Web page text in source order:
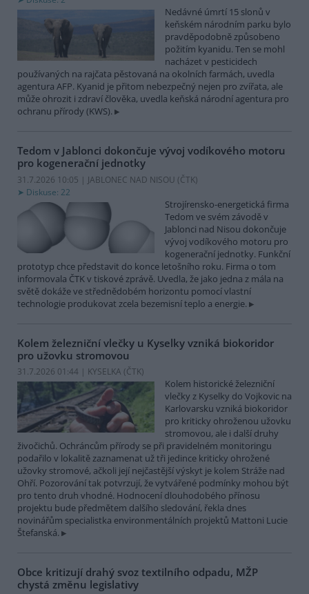
Nedávné úmrtí 15 slonů v
keňském národním parku bylo
pravděpodobně způsobeno
požitím kyanidu. Ten se mohl
nacházet v pesticidech
používaných na rajčata pěstovaná na okolních farmách, uvedla
agentura AFP. Kyanid je přitom nebezpečný nejen pro zvířata, ale
může ohrozit i zdraví člověka, uvedla keňská národní agentura pro
ochranu přírody (KWS).
Tedom v Jablonci dokončuje vývoj vodíkového motoru
pro kogenerační jednotky
31.7.2026 10:05 | JABLONEC NAD NISOU (ČTK)
Diskuse: 22
Strojírensko-energetická firma
Tedom ve svém závodě v
Jablonci nad Nisou dokončuje
vývoj vodíkového motoru pro
kogenerační jednotky. Funkční
prototyp chce představit do konce letošního roku. Firma o tom
informovala ČTK v tiskové zprávě. Uvedla, že jako jedna z mála na
světě dokáže ve střednědobém horizontu pomocí vlastní
technologie produkovat zcela bezemisní teplo a energie.
Kolem železniční vlečky u Kyselky vzniká biokoridor
pro užovku stromovou
31.7.2026 01:44 | KYSELKA (ČTK)
Kolem historické železniční
vlečky z Kyselky do Vojkovic na
Karlovarsku vzniká biokoridor
pro kriticky ohroženou užovku
stromovou, ale i další druhy
živočichů. Ochráncům přírody se při pravidelném monitoringu
podařilo v lokalitě zaznamenat už tři jedince kriticky ohrožené
užovky stromové, ačkoli její nejčastější výskyt je kolem Stráže nad
Ohří. Pozorování tak potvrzují, že vytvářené podmínky mohou být
pro tento druh vhodné. Hodnocení dlouhodobého přínosu
projektu bude předmětem dalšího sledování, řekla dnes
novinářům specialistka environmentálních projektů Mattoni Lucie
Štefanská.
Obce kritizují drahý svoz textilního odpadu, MŽP
chystá změnu legislativy